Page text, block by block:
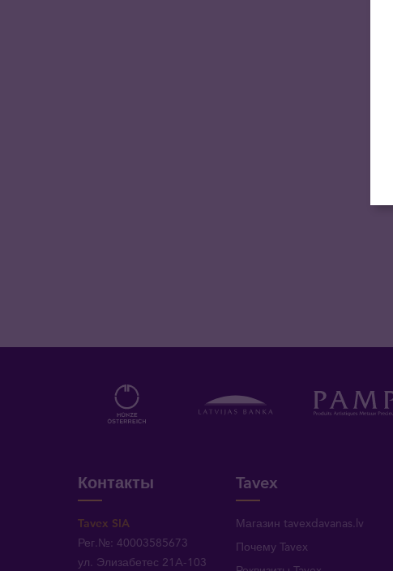
Контакты
Tavex SIA
Рег.№: 40003585673
ул. Элизабетес 21A-103
Tavex
Магазин tavexdavanas.lv
Почему Tavex